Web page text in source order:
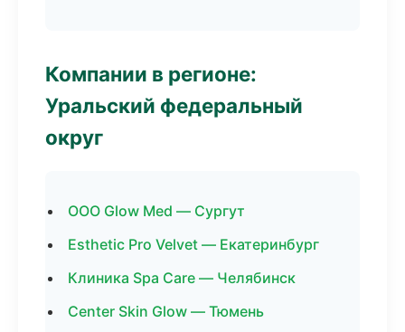
Компании в регионе:
Уральский федеральный
округ
ООО Glow Med — Сургут
Esthetic Pro Velvet — Екатеринбург
Клиника Spa Care — Челябинск
Center Skin Glow — Тюмень